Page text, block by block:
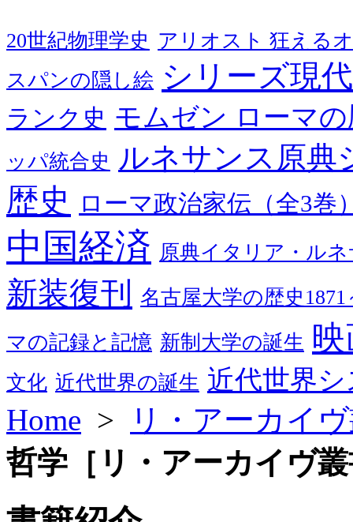
20世紀物理学史 アリオスト 狂える
スパンの隠し絵 シリーズ現
ランク史 モムゼン ローマ
ッパ統合史 ルネサンス原典
歴史 ローマ政治家伝（全3巻
中国経済 原典イタリア・ル
新装復刊 名古屋大学の歴史1871
マの記録と記憶 新制大学の誕生
文化 近代世界の誕生 近代世界
Home >
リ・アーカイ
哲学［リ・アーカイヴ